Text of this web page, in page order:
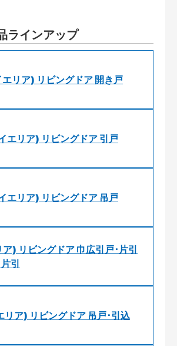
ラインアップ
リア) リビングドア 開き戸
エリア) リビングドア 引戸
エリア) リビングドア 吊戸
) リビングドア 巾広引戸･片引
引
ア) リビングドア 吊戸･引込